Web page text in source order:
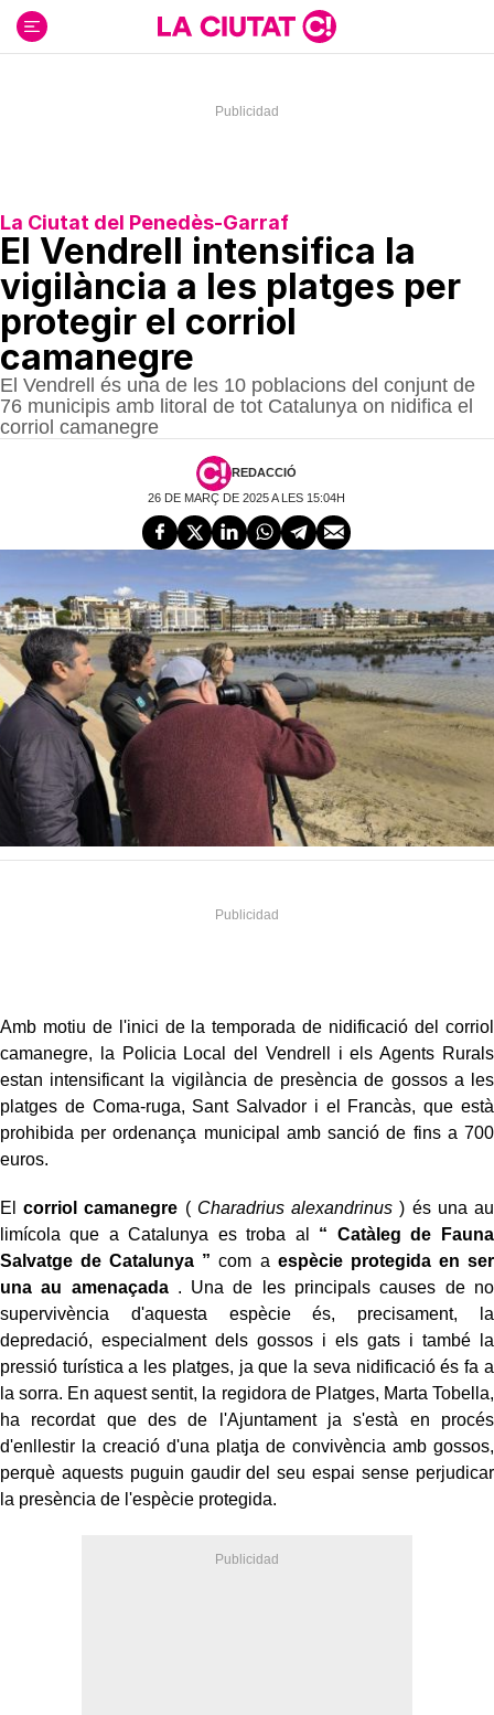
contenido
La Ciutat del Penedès-Garraf
El Vendrell intensifica la
vigilància a les platges per
protegir el corriol
camanegre
El Vendrell és una de les 10 poblacions del conjunt de
76 municipis amb litoral de tot Catalunya on nidifica el
corriol camanegre
REDACCIÓ
26 DE MARÇ DE 2025 A LES 15:04H
Amb motiu de l'inici de la temporada de nidificació del corriol
camanegre, la Policia Local del Vendrell i els Agents Rurals
estan intensificant la vigilància de presència de gossos a les
platges de Coma-ruga, Sant Salvador i el Francàs, que està
prohibida per ordenança municipal amb sanció de fins a 700
euros.
Elcorriol camanegre ( Charadrius alexandrinus ) és una au
limícola que a Catalunya es troba al “ Catàleg de Fauna
Salvatge de Catalunya ” com a espècie protegida en ser
una au amenaçada. Una de les principals causes de no
supervivència d'aquesta espècie és, precisament, la
depredació, especialment dels gossos i els gats i també la
pressió turística a les platges, ja que la seva nidificació és fa a
la sorra. En aquest sentit, la regidora de Platges, Marta Tobella,
ha recordat que des de l'Ajuntament ja s'està en procés
d'enllestir la creació d'una platja de convivència amb gossos,
perquè aquests puguin gaudir del seu espai sense perjudicar
la presència de l'espècie protegida.